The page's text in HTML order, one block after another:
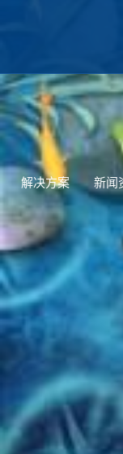
解决方案 新闻